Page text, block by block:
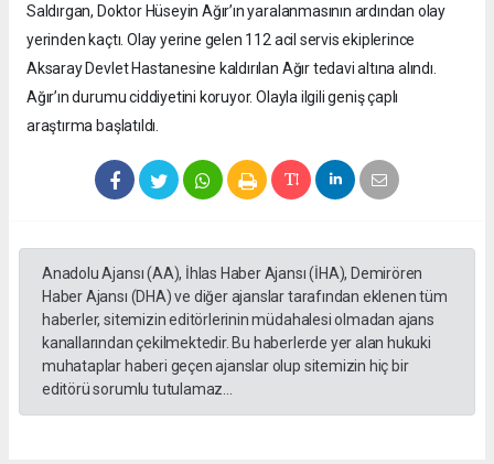
Saldırgan, Doktor Hüseyin Ağır’ın yaralanmasının ardından olay
yerinden kaçtı. Olay yerine gelen 112 acil servis ekiplerince
Aksaray Devlet Hastanesine kaldırılan Ağır tedavi altına alındı.
Ağır’ın durumu ciddiyetini koruyor. Olayla ilgili geniş çaplı
araştırma başlatıldı.
Anadolu Ajansı (AA), İhlas Haber Ajansı (İHA), Demirören
Haber Ajansı (DHA) ve diğer ajanslar tarafından eklenen tüm
haberler, sitemizin editörlerinin müdahalesi olmadan ajans
kanallarından çekilmektedir. Bu haberlerde yer alan hukuki
muhataplar haberi geçen ajanslar olup sitemizin hiç bir
editörü sorumlu tutulamaz...